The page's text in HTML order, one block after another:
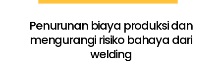
Penurunan biaya produksi dan
mengurangi risiko bahaya dari
welding